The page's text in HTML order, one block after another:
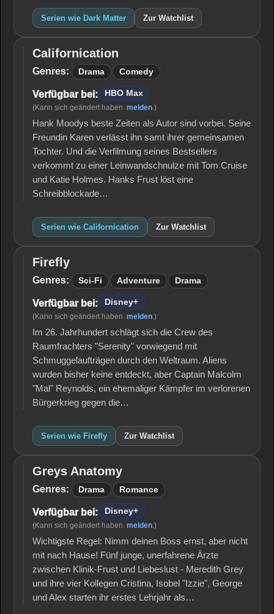
Serien wie Dark Matter Zur Watchlist
Californication
Californication
Genres: Drama Comedy
Verfügbar bei: HBO Max
(Kann sich geändert haben. melden.)
Hank Moodys beste Zeiten als Autor sind vorbei. Seine
Freundin Karen verlässt ihn samt ihrer gemeinsamen
Tochter. Und die Verfilmung seines Bestsellers
verkommt zu einer Leinwandschnulze mit Tom Cruise
und Katie Holmes. Hanks Frust löst eine
Schreibblockade…
Serien wie Californication Zur Watchlist
Firefly
Firefly
Genres: Sci-Fi Adventure Drama
Verfügbar bei: Disney+
(Kann sich geändert haben. melden.)
Im 26. Jahrhundert schlägt sich die Crew des
Raumfrachters "Serenity" vorwiegend mit
Schmuggelaufträgen durch den Weltraum. Aliens
wurden bisher keine entdeckt, aber Captain Malcolm
"Mal" Reynolds, ein ehemaliger Kämpfer im verlorenen
Bürgerkrieg gegen die…
Serien wie Firefly Zur Watchlist
Greys
Anatomy
Greys Anatomy
Genres: Drama Romance
Verfügbar bei: Disney+
(Kann sich geändert haben. melden.)
Wichtigste Regel: Nimm deinen Boss ernst, aber nicht
mit nach Hause! Fünf junge, unerfahrene Ärzte
zwischen Klinik-Frust und Liebeslust - Meredith Grey
und ihre vier Kollegen Cristina, Isobel "Izzie", George
und Alex starten ihr erstes Lehrjahr als…